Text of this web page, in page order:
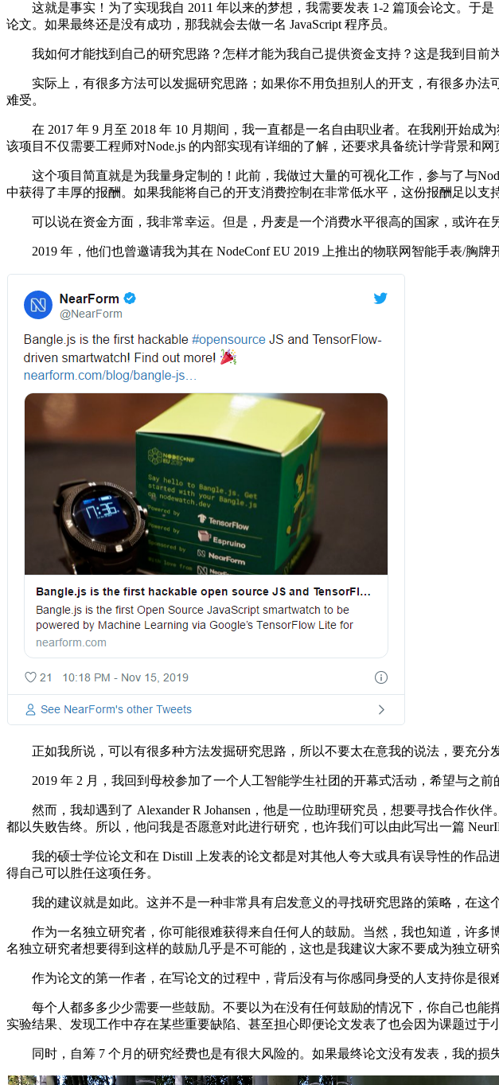
这就是事实！为了实现我自 2011 年以来的梦想，我需要发表 1-2 篇顶会论文。于是
论文。如果最终还是没有成功，那我就会去做一名 JavaScript 程序员。
我如何才能找到自己的研究思路？怎样才能为我自己提供资金支持？这是我到目前
实际上，有很多方法可以发掘研究思路；如果你不用负担别人的开支，有很多办法
难受。
在 2017 年 9 月至 2018 年 10 月期间，我一直都是一名自由职业者。在我刚开始成为
该项目不仅需要工程师对Node.js 的内部实现有详细的了解，还要求具备统计学背景和网
这个项目简直就是为我量身定制的！此前，我做过大量的可视化工作，参与了与
中获得了丰厚的报酬。如果我能将自己的开支消费控制在非常低水平，这份报酬足以支
可以说在资金方面，我非常幸运。但是，丹麦是一个消费水平很高的国家，或许在
2019 年，他们也曾邀请我为其在 NodeConf EU 2019 上推出的物联网智能手表/胸牌
正如我所说，可以有很多种方法发掘研究思路，所以不要太在意我的说法，要充分发
2019 年 2 月，我回到母校参加了一个人工智能学生社团的开幕式活动，希望与之前
然而，我却遇到了 Alexander R Johansen，他是一位助理研究员，想要寻找合作伙
都以失败告终。所以，他问我是否愿意对此进行研究，也许我们可以由此写出一篇
我的硕士学位论文和在 Distill 上发表的论文都是对其他人夸大或具有误导性的作品
得自己可以胜任这项任务。
我的建议就是如此。这并不是一种非常具有启发意义的寻找研究思路的策略，在这
作为一名独立研究者，你可能很难获得来自任何人的鼓励。当然，我也知道，许多
名独立研究者想要得到这样的鼓励几乎是不可能的，这也是我建议大家不要成为独立研
作为论文的第一作者，在写论文的过程中，背后没有与你感同身受的人支持你是很
每个人都多多少少需要一些鼓励。不要以为在没有任何鼓励的情况下，你自己也能
实验结果、发现工作中存在某些重要缺陷、甚至担心即便论文发表了也会因为课题过于
同时，自筹 7 个月的研究经费也是有很大风险的。如果最终论文没有发表，我的损